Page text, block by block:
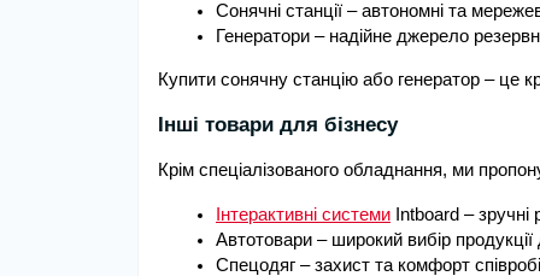
Сонячні станції – автономні та
Генератори – надійне джерело
Купити сонячну станцію або генератор – це
Інші товари для бізнесу
Крім спеціалізованого обладнання, ми
Інтерактивні системи Intboard – зручні
Автотовари – широкий вибір
Спецодяг – захист та комфорт